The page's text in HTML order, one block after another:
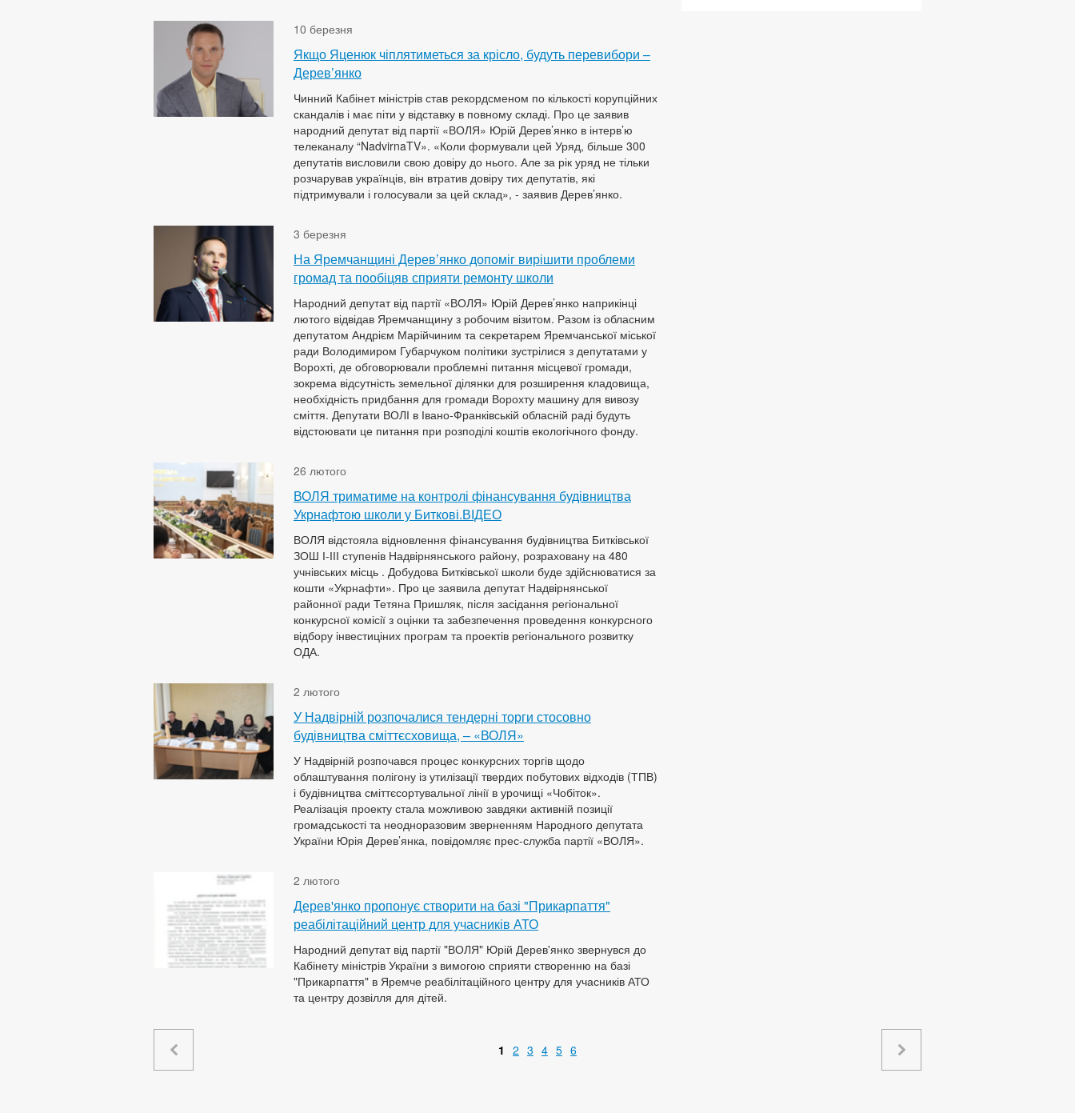
10 березня
Якщо Яценюк чіплятиметься за крісло, будуть перевибори –
Дерев’янко
Чинний Кабінет міністрів став рекордсменом по кількості корупційних
скандалів і має піти у відставку в повному складі. Про це заявив
народний депутат від партії «ВОЛЯ» Юрій Дерев’янко в інтерв’ю
телеканалу “NadvirnaTV». «Коли формували цей Уряд, більше 300
депутатів висловили свою довіру до нього. Але за рік уряд не тільки
розчарував українців, він втратив довіру тих депутатів, які
підтримували і голосували за цей склад», - заявив Дерев’янко.
3 березня
На Яремчанщині Дерев’янко допоміг вирішити проблеми
громад та пообіцяв сприяти ремонту школи
Народний депутат від партії «ВОЛЯ» Юрій Дерев’янко наприкінці
лютого відвідав Яремчанщину з робочим візитом. Разом із обласним
депутатом Андрієм Марійчиним та секретарем Яремчанської міської
ради Володимиром Губарчуком політики зустрілися з депутатами у
Ворохті, де обговорювали проблемні питання місцевої громади,
зокрема відсутність земельної ділянки для розширення кладовища,
необхідність придбання для громади Ворохту машину для вивозу
сміття. Депутати ВОЛІ в Івано-Франківській обласній раді будуть
відстоювати це питання при розподілі коштів екологічного фонду.
26 лютого
ВОЛЯ триматиме на контролі фінансування будівництва
Укрнафтою школи у Биткові.ВІДЕО
ВОЛЯ відстояла відновлення фінансування будівництва Битківської
ЗОШ І-ІІІ ступенів Надвірнянського району, розраховану на 480
учнівських місць . Добудова Битківської школи буде здійснюватися за
кошти «Укрнафти». Про це заявила депутат Надвірнянської
районної ради Тетяна Пришляк, після засідання регіональної
конкурсної комісії з оцінки та забезпечення проведення конкурсного
відбору інвестиціних програм та проектів регіонального розвитку
ОДА.
2 лютого
У Надвірній розпочалися тендерні торги стосовно
будівництва сміттєсховища, – «ВОЛЯ»
У Надвірній розпочався процес конкурсних торгів щодо
облаштування полігону із утилізації твердих побутових відходів (ТПВ)
і будівництва сміттєсортувальної лінії в урочищі «Чобіток».
Реалізація проекту стала можливою завдяки активній позиції
громадськості та неодноразовим зверненням Народного депутата
України Юрія Дерев’янка, повідомляє прес-служба партії «ВОЛЯ».
2 лютого
Дерев'янко пропонує створити на базі "Прикарпаття"
реабілітаційний центр для учасників АТО
Народний депутат від партії "ВОЛЯ" Юрій Дерев'янко звернувся до
Кабінету міністрів України з вимогою сприяти створенню на базі
"Прикарпаття" в Яремче реабілітаційного центру для учасників АТО
та центру дозвілля для дітей.
1 2 3 4 5 6